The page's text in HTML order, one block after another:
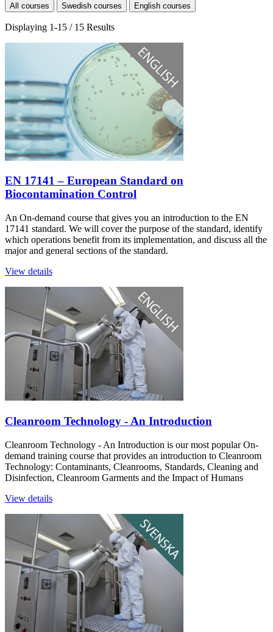
All courses Swedish courses English courses
Displaying 1-15 / 15 Results
EN 17141 – European Standard on
Biocontamination Control
An On-demand course that gives you an introduction to the EN
17141 standard. We will cover the purpose of the standard, identify
which operations benefit from its implementation, and discuss all the
major and general sections of the standard.
View details
Cleanroom Technology - An Introduction
Cleanroom Technology - An Introduction is our most popular On-
demand training course that provides an introduction to Cleanroom
Technology: Contaminants, Cleanrooms, Standards, Cleaning and
Disinfection, Cleanroom Garments and the Impact of Humans
View details